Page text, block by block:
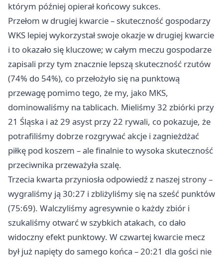
którym później opierał końcowy sukces.
Przełom w drugiej kwarcie – skuteczność gospodarzy
WKS lepiej wykorzystał swoje okazje w drugiej kwarcie
i to okazało się kluczowe; w całym meczu gospodarze
zapisali przy tym znacznie lepszą skuteczność rzutów
(74% do 54%), co przełożyło się na punktową
przewagę pomimo tego, że my, jako MKS,
dominowaliśmy na tablicach. Mieliśmy 32 zbiórki przy
21 Śląska i aż 29 asyst przy 22 rywali, co pokazuje, że
potrafiliśmy dobrze rozgrywać akcje i zagnieżdżać
piłkę pod koszem – ale finalnie to wysoka skuteczność
przeciwnika przeważyła szalę.
Trzecia kwarta przyniosła odpowiedź z naszej strony –
wygraliśmy ją 30:27 i zbliżyliśmy się na sześć punktów
(75:69). Walczyliśmy agresywnie o każdy zbiór i
szukaliśmy otwarć w szybkich atakach, co dało
widoczny efekt punktowy. W czwartej kwarcie mecz
był już napięty do samego końca – 20:21 dla gości nie